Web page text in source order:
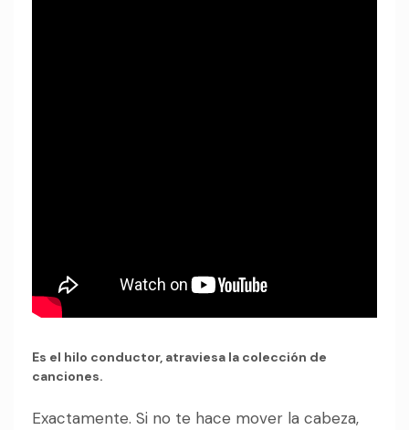
Es el hilo conductor, atraviesa la colección de
canciones.
Exactamente. Si no te hace mover la cabeza,